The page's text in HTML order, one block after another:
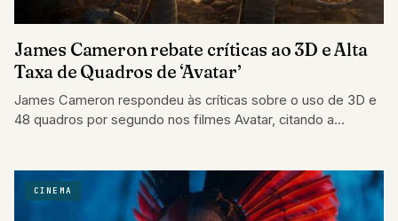
James Cameron rebate críticas ao 3D e Alta
Taxa de Quadros de ‘Avatar’
James Cameron respondeu às críticas sobre o uso de 3D e
48 quadros por segundo nos filmes Avatar, citando a
CINEMA